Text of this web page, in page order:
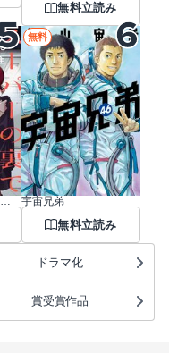
無料立読み
スーパーの裏でヤニ吸うふたり
無料
宇宙兄弟
無料立読み
ドラマ化
賞受賞作品